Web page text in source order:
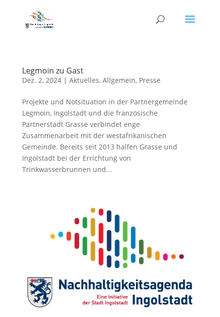
Legmoin zu Gast
Dez. 2, 2024| Aktuelles, Allgemein, Presse
Projekte und Notsituation in der Partnergemeinde
Legmoin, Ingolstadt und die französische
Partnerstadt Grasse verbindet enge
Zusammenarbeit mit der westafrikanischen
Gemeinde. Bereits seit 2013 halfen Grasse und
Ingolstadt bei der Errichtung von
Trinkwasserbrunnen und...